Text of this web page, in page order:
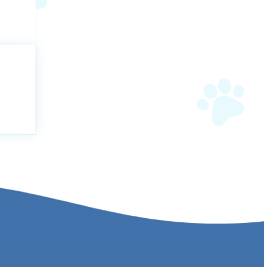
(с высоким содержанием кальция)
цирроз печени в стадии декомпенсации,
протока), непроходимость желчевыводящих путей,
кишки, гемофилия.